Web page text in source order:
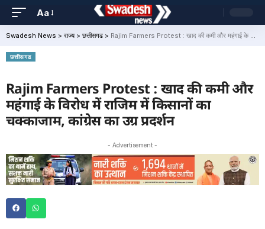
Aa
Swadesh News > राज्य> छत्तीसगढ > Rajim Farmers Protest : खाद की कमी और महंगाई के विरोध में राजिम में किसानों का चक्काजाम, कांग्रेस का उग्र प्रदर्शन
छत्तीसगढ
Rajim Farmers Protest : खाद की कमी और
महंगाई के विरोध में राजिम में किसानों का
चक्काजाम, कांग्रेस का उग्र प्रदर्शन
- Advertisement -